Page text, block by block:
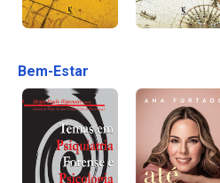
Bem-Estar